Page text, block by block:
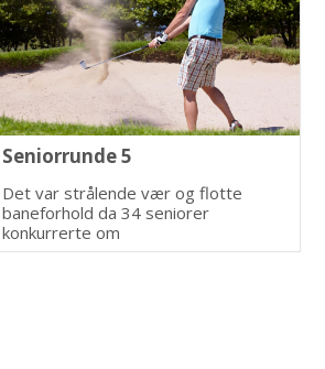
Seniorrunde 5
Det var strålende vær og flotte
baneforhold da 34 seniorer
konkurrerte om
førsteplassen.